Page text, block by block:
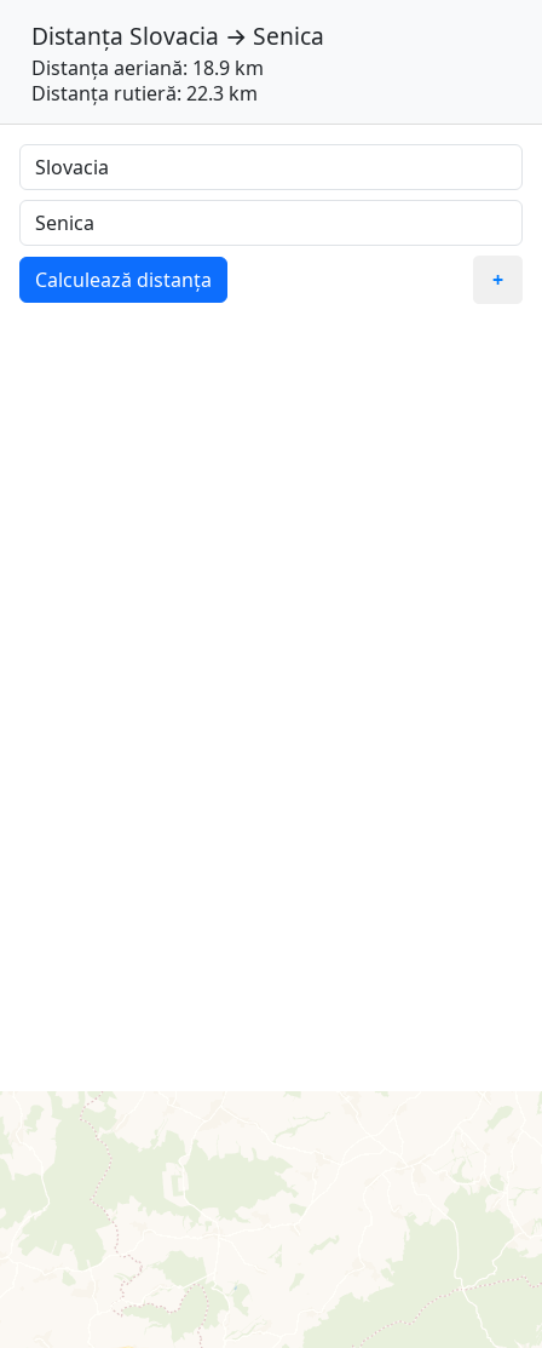
Distanța Slovacia → Senica
Distanța aeriană: 18.9 km
Distanța rutieră: 22.3 km
Calculează distanța +